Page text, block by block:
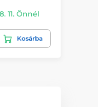
11. Önnél
Kosárba